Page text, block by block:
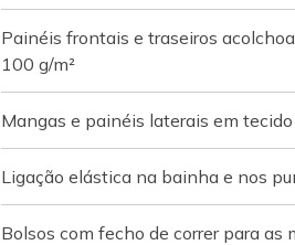
Painéis frontais e traseiros
100 g/m²
Mangas e painéis laterais em tecido
Ligação elástica na bainha e nos
Bolsos com fecho de correr para as